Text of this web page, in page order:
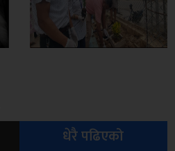
धेरै पढिएको